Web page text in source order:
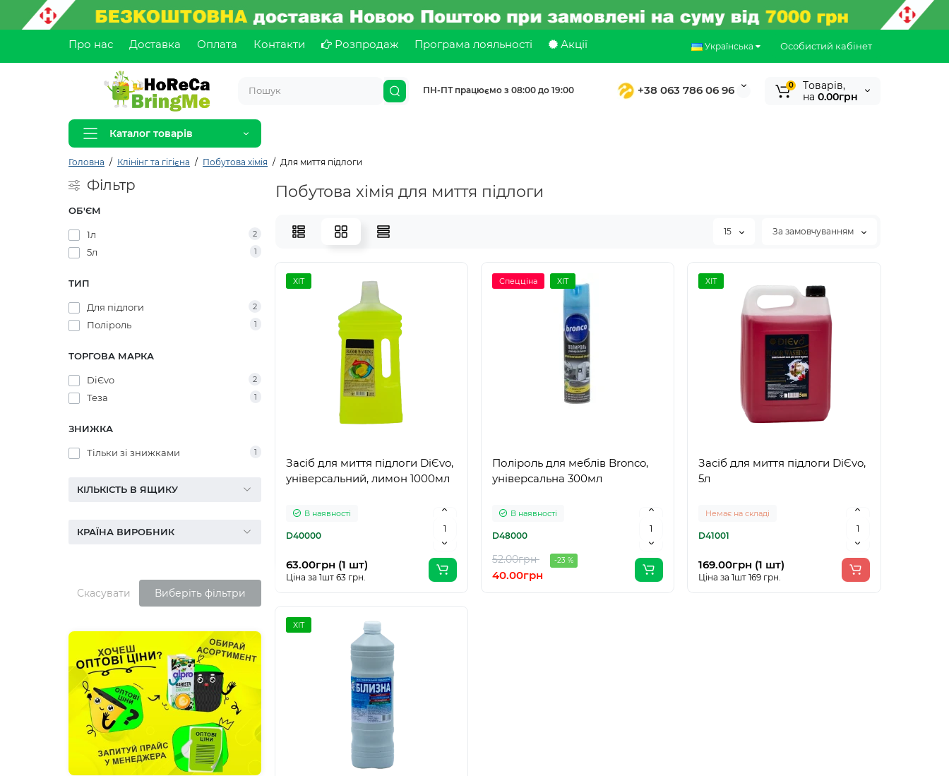
Про нас Доставка Оплата Контакти Розпродаж Програма лояльності Акції Особистий кабінет
Українська
ПН-ПТ працюємо з 08:00 до 19:00 +38 063 786 06 96 0
Tоварів,
на 0.00грн
Каталог товарів
Головна Клінінг та гігієна Побутова хімія Для миття підлоги
Фільтр
ОБ'ЄМ
1л 2
5л 1
ТИП
Для підлоги 2
Поліроль 1
ТОРГОВА МАРКА
DiЄvo 2
Теза 1
ЗНИЖКА
Тільки зі знижками 1
КІЛЬКІСТЬ В ЯЩИКУ
КРАЇНА ВИРОБНИК
Скасувати Виберіть фільтри
Побутова хімія для миття підлоги
15 За замовчуванням
ХІТ
Засіб для миття підлоги DiЄvo,
універсальний, лимон 1000мл
В наявності
D40000
63.00грн (1 шт)
Ціна за 1шт 63 грн.
Спецціна ХІТ
Поліроль для меблів Bronco,
універсальна 300мл
В наявності
D48000
52.00грн -23 %
40.00грн
ХІТ
Засіб для миття підлоги DiЄvo,
5л
Немає на складі
D41001
169.00грн (1 шт)
Ціна за 1шт 169 грн.
ХІТ